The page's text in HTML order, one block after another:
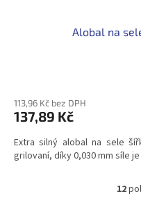
Alobal na
113,96 Kč bez DPH
137,89 Kč
Extra silný alobal na sele
grilovaní, díky 0,030 mm síle
12